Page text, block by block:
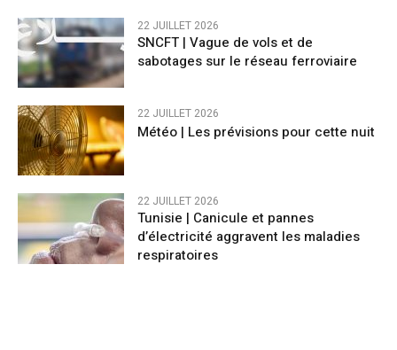
22 JUILLET 2026
SNCFT | Vague de vols et de
sabotages sur le réseau ferroviaire
22 JUILLET 2026
Météo | Les prévisions pour cette nuit​
22 JUILLET 2026
Tunisie | Canicule et pannes
d’électricité aggravent les maladies
respiratoires